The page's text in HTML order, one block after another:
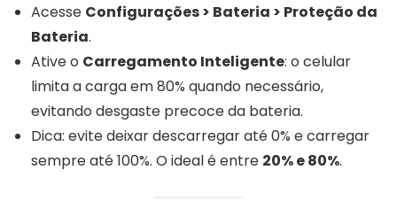
Acesse Configurações > Bateria > Proteção da
Bateria.
Ative o Carregamento Inteligente: o celular
limita a carga em 80% quando necessário,
evitando desgaste precoce da bateria.
Dica: evite deixar descarregar até 0% e carregar
sempre até 100%. O ideal é entre 20% e 80%.